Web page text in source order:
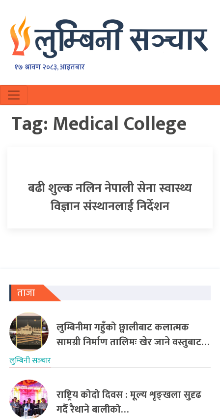
१७ श्रावण २०८३, आइतबार
Tag:Medical College
बढी शुल्क नलिन नेपाली सेना स्वास्थ्य
विज्ञान संस्थानलाई निर्देशन
ताजा
लुम्बिनीमा गहुँको छ्वालीबाट कलात्मक
सामग्री निर्माण तालिमः खेर जाने वस्तुबाट…
लुम्बिनी सञ्‍चार
राष्ट्रिय कोदो दिवस : मूल्य शृङ्खला सुदृढ
गर्दै रैथाने बालीको…